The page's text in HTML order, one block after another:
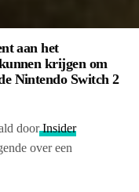
aan het
krijgen om
Nintendo Switch 2
doorInsider
over een